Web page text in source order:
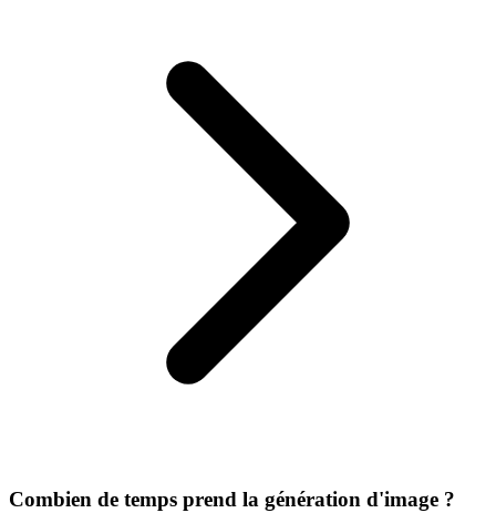
Combien de temps prend la génération d'image ?